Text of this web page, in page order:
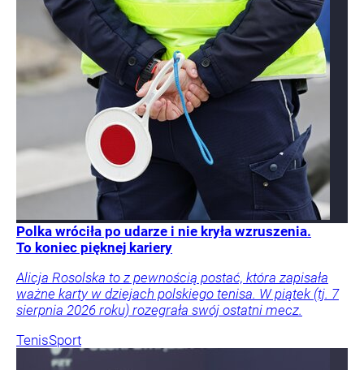
Polka wróciła po udarze i nie kryła wzruszenia.
To koniec pięknej kariery
Alicja Rosolska to z pewnością postać, która zapisała
ważne karty w dziejach polskiego tenisa. W piątek (tj. 7
sierpnia 2026 roku) rozegrała swój ostatni mecz.
TenisSport